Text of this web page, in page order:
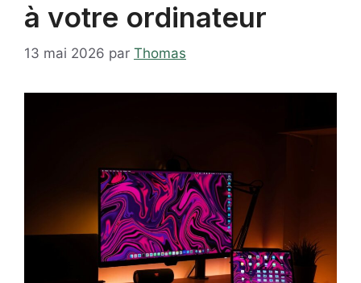
à votre ordinateur
13 mai 2026 par Thomas